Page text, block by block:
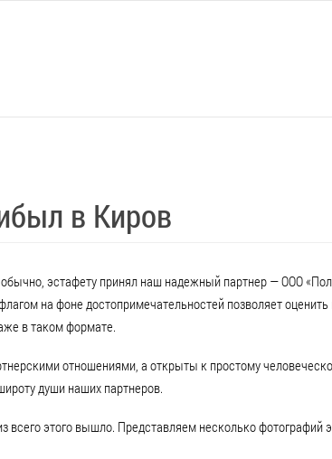
в Киров
эстафету принял наш надежный партнер — ООО
на фоне достопримечательностей позволяет оценить
в таком формате.
отношениями, а открыты к простому
души наших партнеров.
всего этого вышло. Представляем несколько фотографий